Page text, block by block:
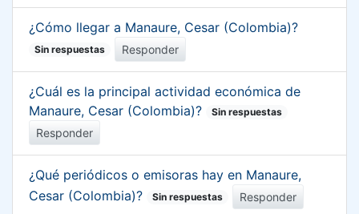
¿Cómo llegar a Manaure, Cesar (Colombia)?
Sin respuestas Responder
¿Cuál es la principal actividad económica de
Manaure, Cesar (Colombia)?
Sin respuestas
Responder
¿Qué periódicos o emisoras hay en Manaure,
Cesar (Colombia)?
Sin respuestas Responder